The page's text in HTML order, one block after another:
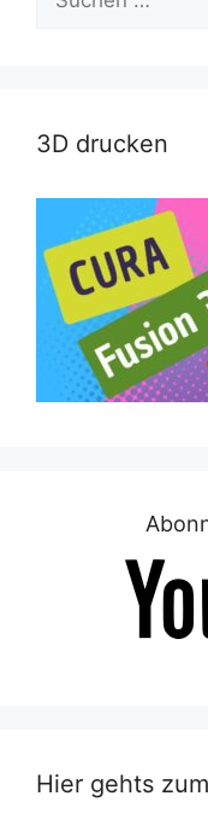
nach:
3D drucken
Hier gehts